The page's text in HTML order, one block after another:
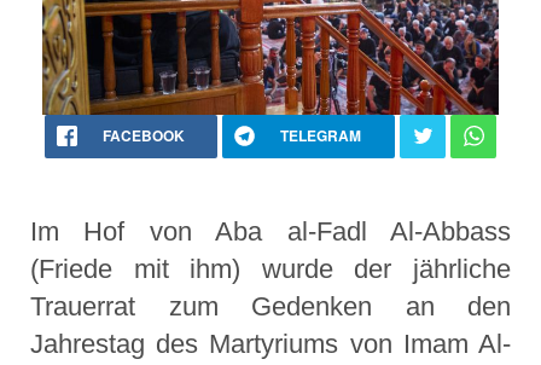
FACEBOOK TELEGRAM
Im Hof von Aba al-Fadl Al-Abbass
(Friede mit ihm) wurde der jährliche
Trauerrat zum Gedenken an den
Jahrestag des Martyriums von Imam Al-